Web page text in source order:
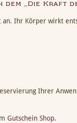
dem „Die Kraft
Ihr Körper wirkt
Ihrer
Gutschein Shop.